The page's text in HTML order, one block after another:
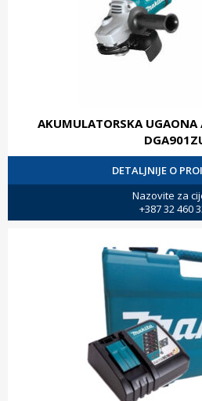
AKUMULATORSKA
DETALJNIJE O
Nazovite za
+387 32 460